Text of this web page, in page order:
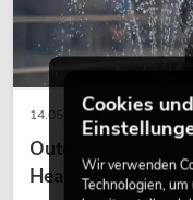
14.05.2026
Outdoor Moving-
Heads bei Events
Cookies
Wir verwenden
Technologien,